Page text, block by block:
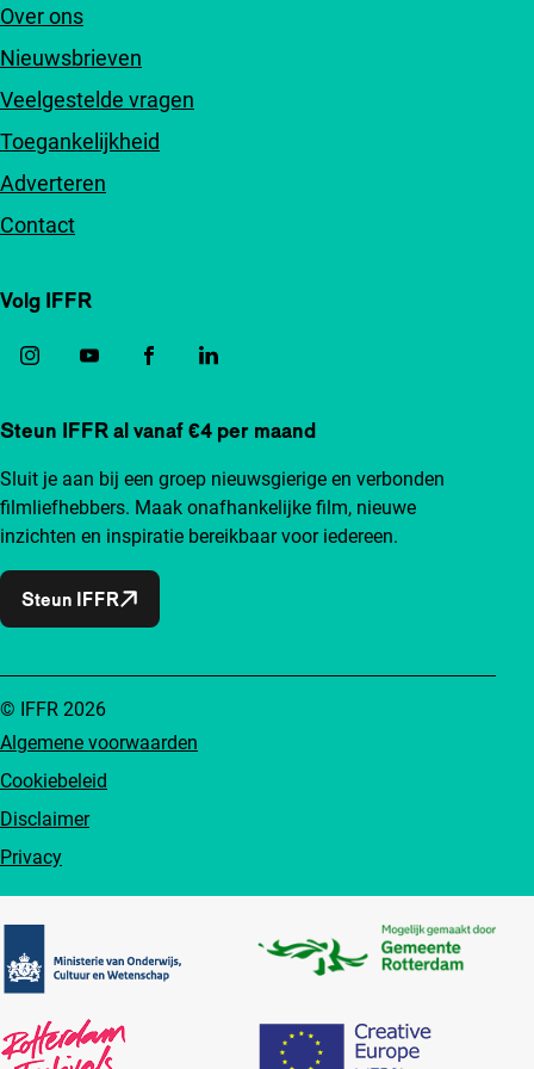
Over ons
Nieuwsbrieven
Veelgestelde vragen
Toegankelijkheid
Adverteren
Contact
Volg IFFR
Steun IFFR al vanaf €4 per maand
Sluit je aan bij een groep nieuwsgierige en verbonden
filmliefhebbers. Maak onafhankelijke film, nieuwe
inzichten en inspiratie bereikbaar voor iedereen.
Steun IFFR
Algemene voorwaarden
Cookiebeleid
Disclaimer
Privacy
© IFFR 2026